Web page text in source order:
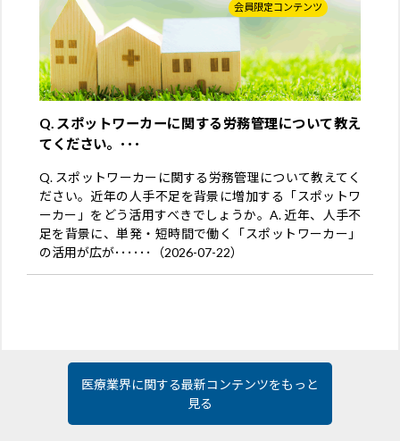
会員限定コンテンツ
Q. スポットワーカーに関する労務管理について教え
てください。･･･
Q. スポットワーカーに関する労務管理について教えてく
ださい。近年の人手不足を背景に増加する「スポットワ
ーカー」をどう活用すべきでしょうか。A. 近年、人手不
足を背景に、単発・短時間で働く「スポットワーカー」
の活用が広が･･････（2026-07-22）
医療業界に関する最新コンテンツをもっと
見る